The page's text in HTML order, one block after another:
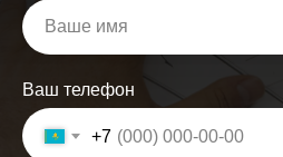
Ваш телефон
+7